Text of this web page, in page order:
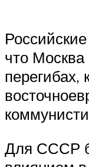
что Москва
перегибах,
Для СССР